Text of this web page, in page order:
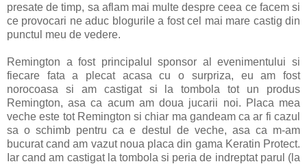
presate de timp, sa aflam mai multe despre ceea ce facem si
ce provocari ne aduc blogurile a fost cel mai mare castig din
punctul meu de vedere.
Remington a fost principalul sponsor al evenimentului si
fiecare fata a plecat acasa cu o surpriza, eu am fost
norocoasa si am castigat si la tombola tot un produs
Remington, asa ca acum am doua jucarii noi. Placa mea
veche este tot Remington si chiar ma gandeam ca ar fi cazul
sa o schimb pentru ca e destul de veche, asa ca m-am
bucurat cand am vazut noua placa din gama Keratin Protect.
Iar cand am castigat la tombola si peria de indreptat parul (la